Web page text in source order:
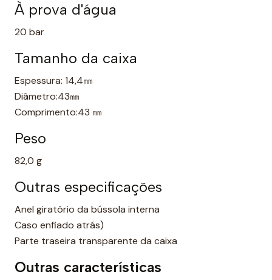
À prova d'água
20 bar
Tamanho da caixa
Espessura: 14,4㎜
Diâmetro:43㎜
Comprimento:43 ㎜
Peso
82,0 g
Outras especificações
Anel giratório da bússola interna
Caso enfiado atrás)
Parte traseira transparente da caixa
Outras características